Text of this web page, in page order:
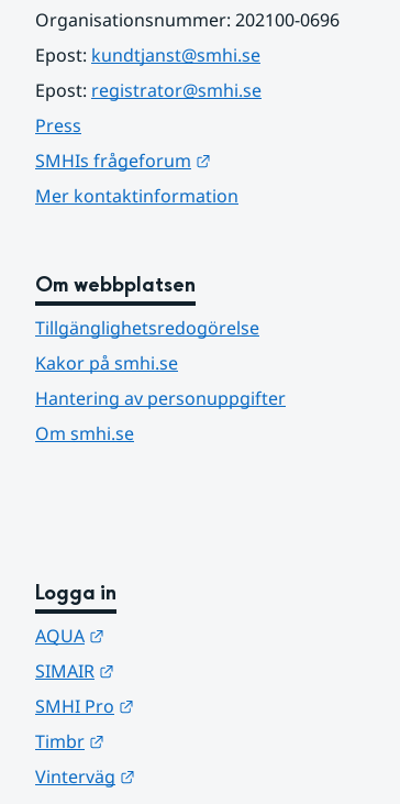
Organisationsnummer: 202100-0696
Epost: kundtjanst@smhi.se
Epost: registrator@smhi.se
Press
SMHIs frågeforum
Mer kontaktinformation
Om webbplatsen
Tillgänglighetsredogörelse
Kakor på smhi.se
Hantering av personuppgifter
Om smhi.se
Logga in
AQUA
SIMAIR
SMHI Pro
Timbr
Vinterväg